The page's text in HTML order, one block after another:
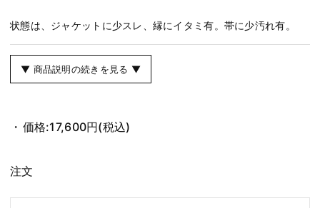
状態は、ジャケットに少スレ、縁にイタミ有。帯に少汚れ有。
▼ 商品説明の続きを見る ▼
価格:17,600円(税込)
注文